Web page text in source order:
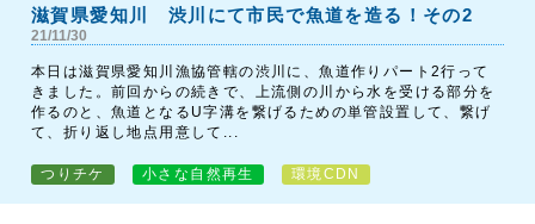
滋賀県愛知川 渋川にて市民で魚道を造る！その2
21/11/30
本日は滋賀県愛知川漁協管轄の渋川に、魚道作りパート2行って
きました。前回からの続きで、上流側の川から水を受ける部分を
作るのと、魚道となるU字溝を繋げるための単管設置して、繋げ
て、折り返し地点用意して...
つりチケ 小さな自然再生 環境CDN